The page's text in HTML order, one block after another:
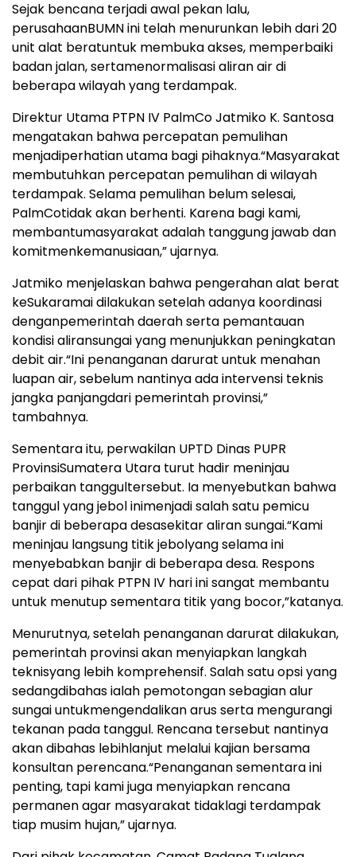
Sejak bencana terjadiawal pekan lalu,
perusahaanBUMNini telah menurunkan lebihdari20
unit alat beratuntuk membukaakses, memperbaiki
badanjalan,sertamenormalisasialiranair di
beberapawilayah yang terdampak.
Direktur Utama PTPN IV PalmCoJatmiko K. Santosa
mengatakan bahwa percepatan pemulihan
menjadiperhatianutama bagi pihaknya.“Masyarakat
membutuhkan percepatan pemulihandi wilayah
terdampak. Selama pemulihan belumselesai,
PalmCotidakakan berhenti. Karena bagi kami,
membantumasyarakat adalah tanggungjawabdan
komitmenkemanusiaan,”ujarnya.
Jatmiko menjelaskan bahwa pengerahanalat berat
keSukaramaidilakukansetelahadanya koordinasi
denganpemerintahdaerahserta pemantauan
kondisialiransungaiyang menunjukkan peningkatan
debit air.“Ini penanganandarurat untuk menahan
luapanair,sebelum nantinyaadaintervensi teknis
jangka panjangdari pemerintah provinsi,”
tambahnya.
Sementaraitu, perwakilan UPTD Dinas PUPR
ProvinsiSumatera Utara turut hadir meninjau
perbaikan tanggultersebut. Ia menyebutkan bahwa
tanggulyangjebolinimenjadisalahsatu pemicu
banjirdi beberapadesasekitaraliransungai.“Kami
meninjau langsung titikjebolyangselamaini
menyebabkan banjirdi beberapadesa. Respons
cepat dari pihak PTPN IV hariinisangat membantu
untuk menutupsementara titikyang bocor,”katanya.
Menurutnya,setelah penanganandarurat dilakukan,
pemerintah provinsiakan menyiapkan langkah
teknisyang lebih komprehensif. Salahsatuopsiyang
sedangdibahasialah pemotongansebagianalur
sungaiuntukmengendalikanarusserta mengurangi
tekanan pada tanggul. Rencana tersebut nantinya
akandibahas lebihlanjut melalui kajian bersama
konsultan perencana.“Penanganansementaraini
penting, tapi kami juga menyiapkan rencana
permanenagar masyarakat tidaklagi terdampak
tiap musim hujan,”ujarnya.